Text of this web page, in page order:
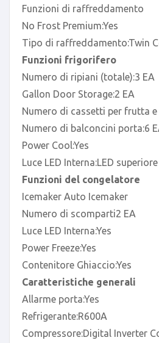
Funzioni di raffreddamento
No Frost Premium:Yes
Tipo di raffreddamento:Twin
Funzioni frigorifero
Numero di ripiani (totale):3 EA
Gallon Door Storage:2 EA
Numero di cassetti per frutta e
Numero di balconcini porta:6
Power Cool:Yes
Luce LED Interna:LED superiore
Funzioni del congelatore
Icemaker Auto Icemaker
Numero di scomparti2 EA
Luce LED Interna:Yes
Power Freeze:Yes
Contenitore Ghiaccio:Yes
Caratteristiche generali
Allarme porta:Yes
Refrigerante:R600A
Compressore:Digital Inverter